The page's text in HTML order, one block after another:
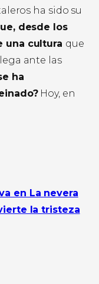
ha sido su
desde los
una cultura que
ante las
ha
Hoy, en
en La nevera
la tristeza